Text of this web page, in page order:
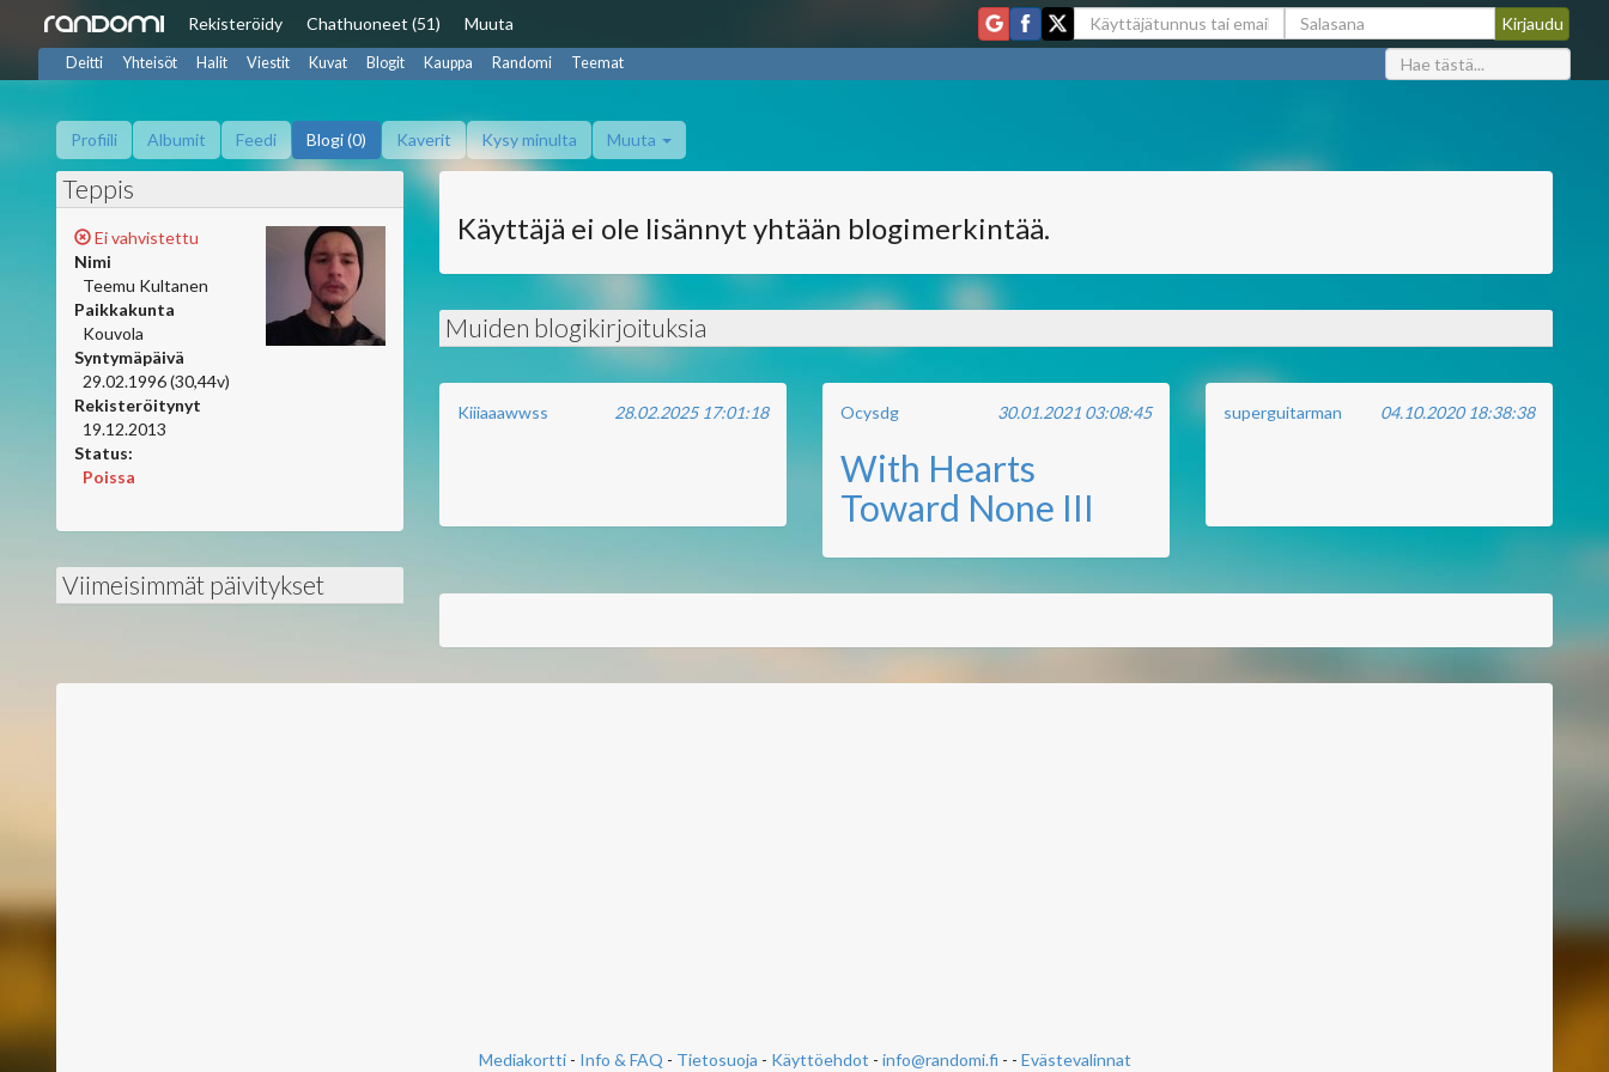
Rekisteröidy Chathuoneet (51) Muuta
Deitti Yhteisöt Halit Viestit Kuvat Blogit Kauppa Randomi Teemat
Profiili Albumit Feedi Blogi (0) Kaverit Kysy minulta Muuta
Käyttäjä ei ole lisännyt yhtään blogimerkintää.
Muiden blogikirjoituksia
28.02.2025 17:01:18
Kiiiaaawwss 30.01.2021 03:08:45
Ocysdg
With Hearts
Toward None III
04.10.2020 18:38:38
superguitarman
Teppis
Ei vahvistettu
Nimi
Teemu Kultanen
Paikkakunta
Kouvola
Syntymäpäivä
29.02.1996 (30,44v)
Rekisteröitynyt
19.12.2013
Status:
Poissa
Viimeisimmät päivitykset
Mediakortti- Info & FAQ - Tietosuoja - Käyttöehdot - info@randomi.fi - - Evästevalinnat